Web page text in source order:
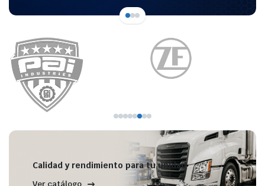
Calidad y rendimiento para tu unidad
Ver catálogo